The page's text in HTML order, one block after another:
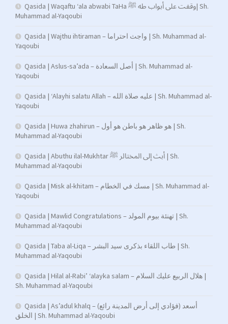
Qasida | Waqaftu ‘ala abwabi TaHa وقفت على أبواب طه ﷺ| Sh.
Muhammad al-Yaqoubi
Qasida | Wajthu ihtiraman – واجث احتراما | Sh. Muhammad al-
Yaqoubi
Qasida | Aslus-sa’ada – أصل السعادة | Sh. Muhammad al-
Yaqoubi
Qasida | ‘Alayhi salatu Allah – عليه صلاة الله | Sh. Muhammad al-
Yaqoubi
Qasida | Huwa zhahirun – هو ظاهر هو باطن هو أول | Sh.
Muhammad al-Yaqoubi
Qasida | Abuthu ilal-Mukhtar أبث إلى المختالر ﷺ | Sh.
Muhammad al-Yaqoubi
Qasida | Misk al-khitam – مسك في الخطام | Sh. Muhammad al-
Yaqoubi
Qasida | Mawlid Congratulations – تهنئة بيوم المولد | Sh.
Muhammad al-Yaqoubi
Qasida | Taba al-Liqa – طاب اللقاء بذكرى سيد البشر | Sh.
Muhammad al-Yaqoubi
Qasida | Hilal al-Rabi’ ‘alayka salam – هلال الربيع عليك السلام |
Sh. Muhammad al-Yaqoubi
Qasida | As’adul khalq – (فؤادي إلى أرض المدينة رائع) أسعد
الخلق | Sh. Muhammad al-Yaqoubi